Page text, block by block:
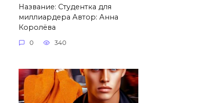
Название: Студентка для
миллиардера Автор: Анна
Королёва
0 340